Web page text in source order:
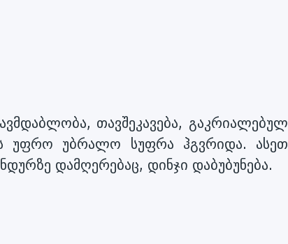
თავშეკავება, გაკრიალებულ
უფრო უბრალო სუფრა ჰგვრიდა. ასეთ
დამღერებაც, დინჯი დაბუბუნება.